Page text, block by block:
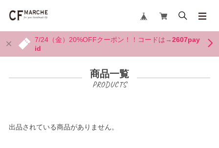
7/24（金）20%OFFクーポン！！コードは→2607pay
id
商品一覧
出品されている商品がありません。